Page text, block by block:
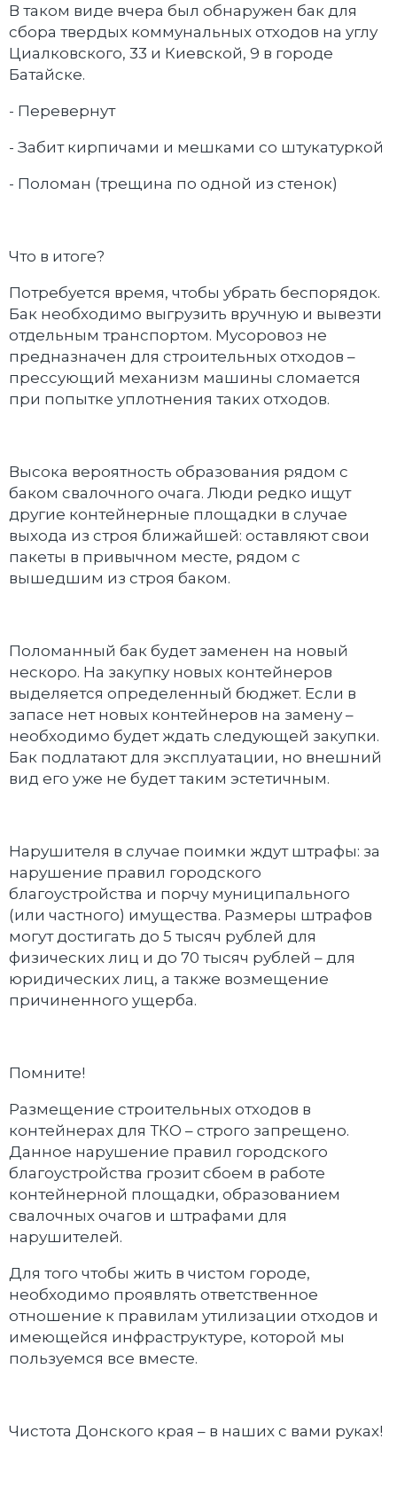
В таком виде вчера был обнаружен бак для
сбора твердых коммунальных отходов на углу
Циалковского, 33 и Киевской, 9 в городе
Батайске.
- Перевернут
- Забит кирпичами и мешками со штукатуркой
- Поломан (трещина по одной из стенок)
Что в итоге?
Потребуется время, чтобы убрать беспорядок.
Бак необходимо выгрузить вручную и вывезти
отдельным транспортом. Мусоровоз не
предназначен для строительных отходов –
прессующий механизм машины сломается
при попытке уплотнения таких отходов.
Высока вероятность образования рядом с
баком свалочного очага. Люди редко ищут
другие контейнерные площадки в случае
выхода из строя ближайшей: оставляют свои
пакеты в привычном месте, рядом с
вышедшим из строя баком.
Поломанный бак будет заменен на новый
нескоро. На закупку новых контейнеров
выделяется определенный бюджет. Если в
запасе нет новых контейнеров на замену –
необходимо будет ждать следующей закупки.
Бак подлатают для эксплуатации, но внешний
вид его уже не будет таким эстетичным.
Нарушителя в случае поимки ждут штрафы: за
нарушение правил городского
благоустройства и порчу муниципального
(или частного) имущества. Размеры штрафов
могут достигать до 5 тысяч рублей для
физических лиц и до 70 тысяч рублей – для
юридических лиц, а также возмещение
причиненного ущерба.
Помните!
Размещение строительных отходов в
контейнерах для ТКО – строго запрещено.
Данное нарушение правил городского
благоустройства грозит сбоем в работе
контейнерной площадки, образованием
свалочных очагов и штрафами для
нарушителей.
Для того чтобы жить в чистом городе,
необходимо проявлять ответственное
отношение к правилам утилизации отходов и
имеющейся инфраструктуре, которой мы
пользуемся все вместе.
Чистота Донского края – в наших с вами руках!